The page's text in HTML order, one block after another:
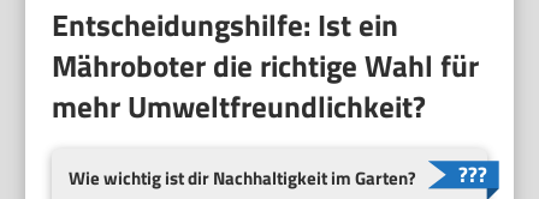
Entscheidungshilfe: Ist ein
Mähroboter die richtige Wahl für
mehr Umweltfreundlichkeit?
Wie wichtig ist dir Nachhaltigkeit im Garten?